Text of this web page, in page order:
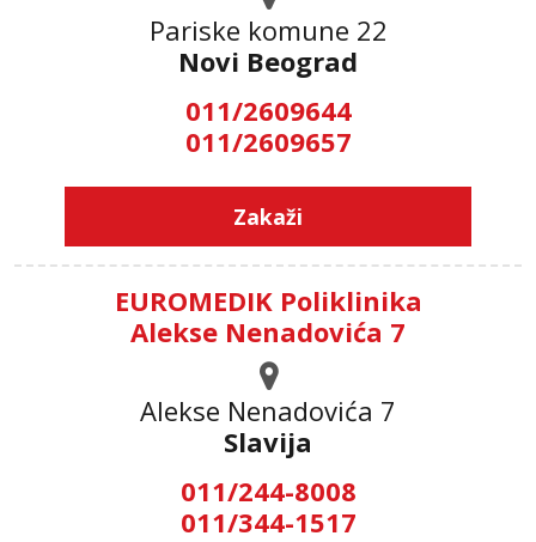
Pariske komune 22
Novi Beograd
011/2609644
011/2609657
Zakaži
EUROMEDIK Poliklinika
Alekse Nenadovića 7
Alekse Nenadovića 7
Slavija
011/244-8008
011/344-1517